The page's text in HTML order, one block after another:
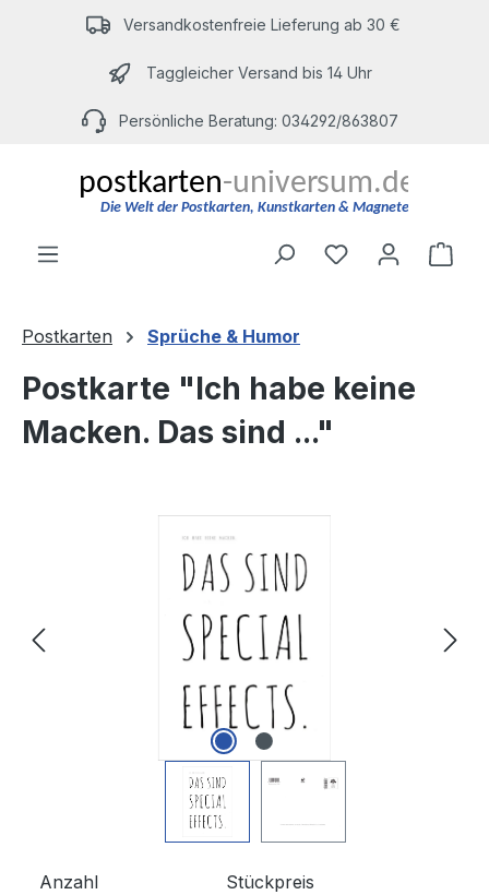
Zum Hauptinhalt springenVersandkostenfreie Lieferung ab 30 €
Taggleicher Versand bis 14 Uhr
Persönliche Beratung: 034292/863807
Du hast 0
Postkarten Sprüche & Humor
Postkarte "Ich habe keine
Macken. Das sind ..."
Anzahl Stückpreis